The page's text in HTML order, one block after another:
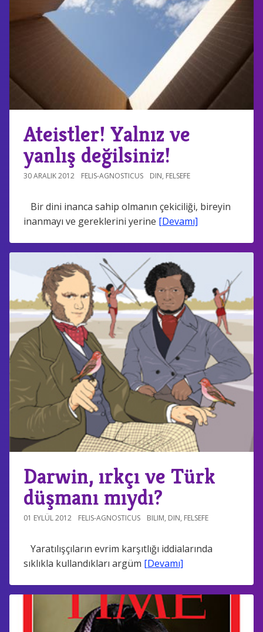
Ateistler! Yalnız ve
yanlış değilsiniz!
30 ARALIK 2012 FELIS-AGNOSTICUS DIN, FELSEFE
Bir dini inanca sahip olmanın çekiciliği, bireyin
inanmayı ve gereklerini yerine [Devamı]
Darwin, ırkçı ve Türk
düşmanı mıydı?
01 EYLÜL 2012 FELIS-AGNOSTICUS BILIM, DIN, FELSEFE
Yaratılışçıların evrim karşıtlığı iddialarında
sıklıkla kullandıkları argüm [Devamı]